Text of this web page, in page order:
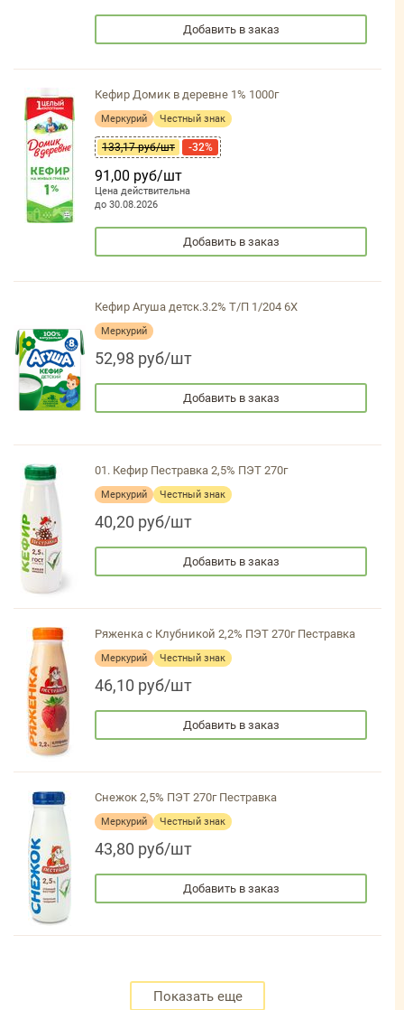
Добавить в заказ
Кефир Домик в деревне 1% 1000г
Меркурий Честный знак
133,17 руб/шт -32%
91,00 руб/шт
Цена действительна
до 30.08.2026
Добавить в заказ
Кефир Агуша детск.3.2% Т/П 1/204 6Х
Меркурий
52,98 руб/шт
Добавить в заказ
01. Кефир Пестравка 2,5% ПЭТ 270г
Меркурий Честный знак
40,20 руб/шт
Добавить в заказ
Ряженка с Клубникой 2,2% ПЭТ 270г Пестравка
Меркурий Честный знак
46,10 руб/шт
Добавить в заказ
Снежок 2,5% ПЭТ 270г Пестравка
Меркурий Честный знак
43,80 руб/шт
Добавить в заказ
Показать еще